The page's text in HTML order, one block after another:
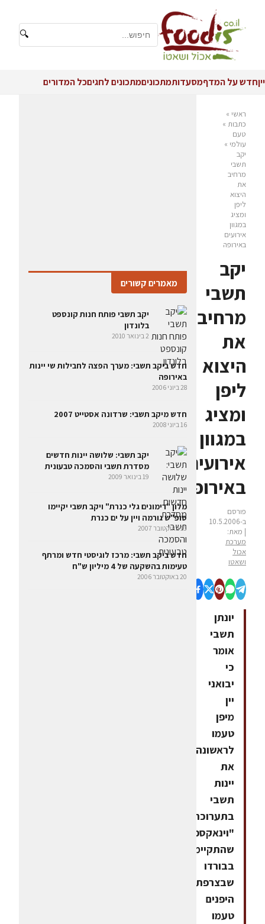
🔍
ייןחדש על המדףמסעדותמתכוניםמתכונים לחגיםכל המדורים
ראשי »
כתבות »
טעם
עולמי »
יקב
תשבי
מרחיב
את
היצוא
ליפן
ומציג
במגוון
אירועים
באירופה
יקב
תשבי
מרחיב
את
היצוא
ליפן
ומציג
במגוון
אירועים
באירופה
פורסם
ב-10.5.2006
| מאת:
מערכת
אכול
ושאטו
יונתן
תשבי
אומר
כי
יבואני
יין
מיפן
טעמו
לראשונה
את
יינות
תשבי
בתערוכת
"וינאקספו"
שהתקיימה
בבורדו
שבצרפת,
היפנים
טעמו
מאמרים קשורים
יקב תשבי פותח חנות קונספט
בלונדון
2 בינואר 2010
חדש ביקב תשבי: מערך הפצה לחבילות שי יינות
באירופה
28 ביוני 2006
חדש מיקב תשבי: שרדונה אסטייט 2007
16 ביוני 2008
יקב תשבי: שלושה יינות חדשים
מסדרת תשבי והסמכה טבעונית
19 בינואר 2009
מלון "רימונים גלי כנרת" ויקב תשבי יקיימו
סופ"ש גורמה ויין על ים כנרת
13 באוקטובר 2007
חדש ביקב תשבי: מרכז לוגיסטי חדש ומרתף
טעימות בהשקעה של 4 מיליון ש"ח
20 באוקטובר 2006